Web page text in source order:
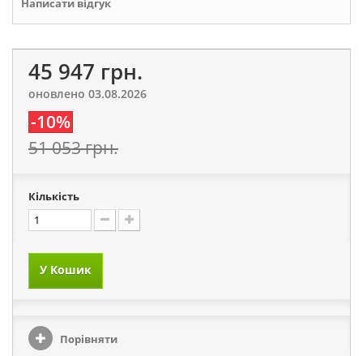
Написати відгук
45 947 грн.
оновлено 03.08.2026
-10%
51 053 грн.
Кількість
У Кошик
Порівняти